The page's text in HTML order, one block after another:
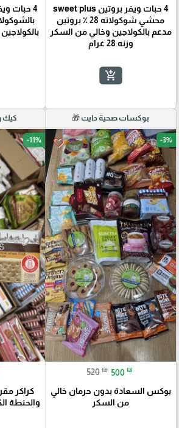
4 حبات ويفر بروتين sweet plus
محشي شوكولاته 28 ٪؜ بروتين
مدعم بالكولاجين وخالي من السكر
وزنه 28 غرام
add_shopping_cart
بوكسات صحية دايت 🎁
favorite_border -3%
520 ₪ 500 ₪
بوكس السعادة بدون حرمان خالي
من السكر
كيك
-11%
كراكر
والحنطة